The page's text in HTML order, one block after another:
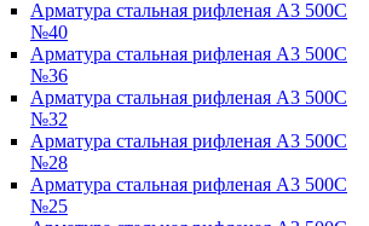
Арматура стальная рифленая А3 500С
№40
Арматура стальная рифленая А3 500С
№36
Арматура стальная рифленая А3 500С
№32
Арматура стальная рифленая А3 500С
№28
Арматура стальная рифленая А3 500С
№25